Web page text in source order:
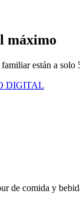
máximo
están a solo
DIGITAL
comida y